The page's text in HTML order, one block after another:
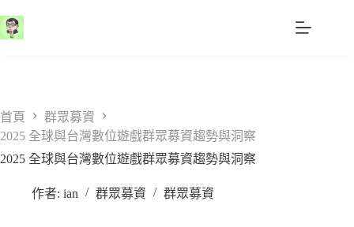
至
首頁
群眾募資
2025 全球與台灣數位遊戲群眾募資趨勢與洞察
2025 全球與台灣數位遊戲群眾募資趨勢與洞察
作者: ian 群眾募資 群眾募資